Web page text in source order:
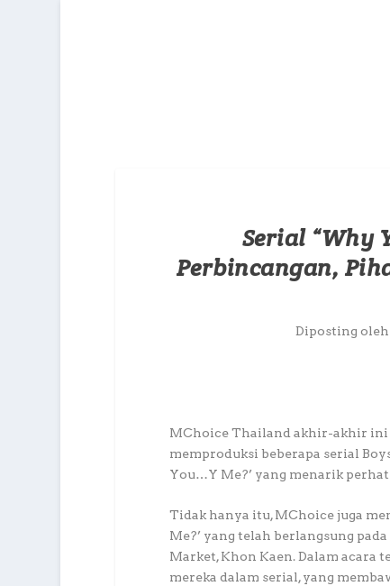
Serial “Why
Perbincangan,
Diposting oleh
MChoice Thailand akhir-akhir ini
memproduksi beberapa serial
You…Y Me?’ yang menarik
Tidak hanya itu, MChoice juga
Me?’ yang telah berlangsung
Market, Khon Kaen. Dalam acara
mereka dalam serial, yang